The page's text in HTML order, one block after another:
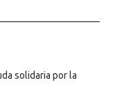
solidaria por la